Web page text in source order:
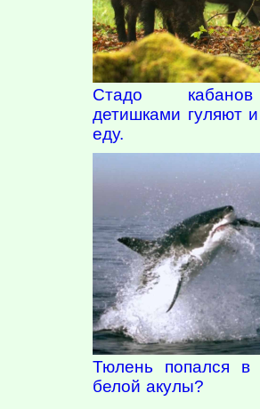
Стадо
детишками гуляют
еду.
Тюлень попался в
белой акулы?